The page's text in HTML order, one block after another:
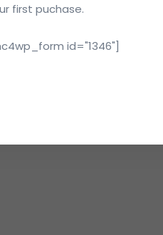
first puchase.
id="1346"]